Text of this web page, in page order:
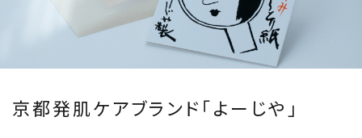
京都発肌ケアブランド「よーじや」